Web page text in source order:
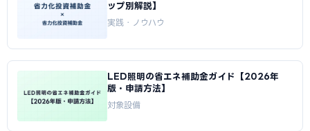
ップ別解説】
実践・ノウハウ
LED照明の省エネ補助金ガイド【2026年
版・申請方法】
対象設備